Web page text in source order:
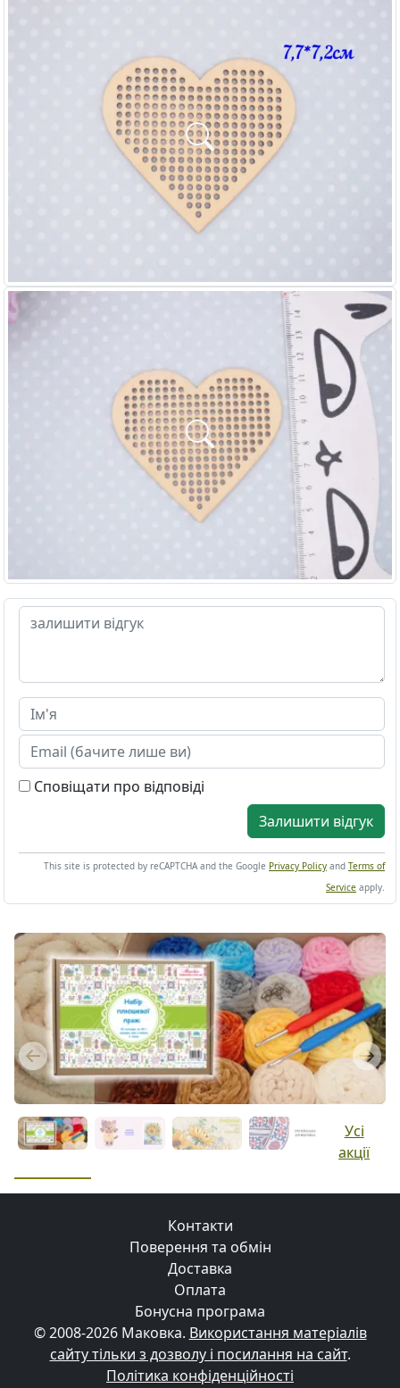
Сповіщати про відповіді
Залишити відгук
This site is protected by reCAPTCHA and the Google Privacy Policy and Terms of
Service apply.
Previous Next
Усі
акції
Контакти
Поверення та обмін
Доставка
Оплата
Бонусна програма
© 2008-2026 Маковка. Використання матеріалів
сайту тільки з дозволу і посилання на сайт.
Політика конфіденційності